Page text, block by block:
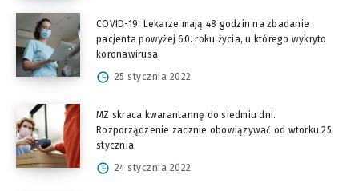
COVID-19. Lekarze mają 48 godzin na zbadanie
pacjenta powyżej 60. roku życia, u którego wykryto
koronawirusa
25 stycznia 2022
MZ skraca kwarantannę do siedmiu dni.
Rozporządzenie zacznie obowiązywać od wtorku 25
stycznia
24 stycznia 2022